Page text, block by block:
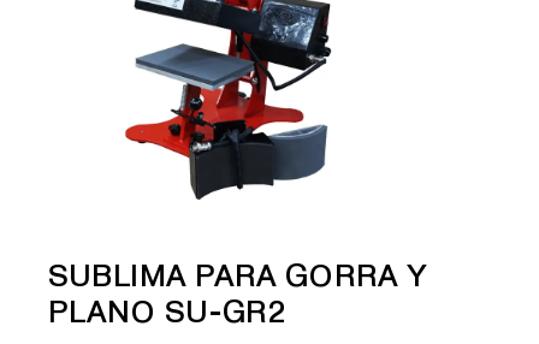
SUBLIMA PARA GORRA Y
PLANO SU-GR2